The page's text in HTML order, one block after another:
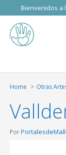
Bienvenidos a
Home Otras
Por